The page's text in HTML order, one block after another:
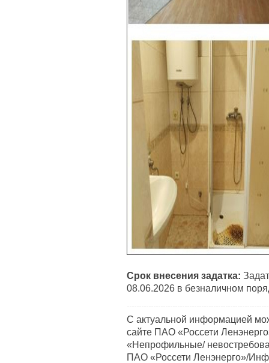
Срок внесения задатка:
08.06.2026 в безналичном
С актуальной информацией
сайте ПАО «Россети
«Непрофильные/
ПАО «Россети Ленэнерго»/